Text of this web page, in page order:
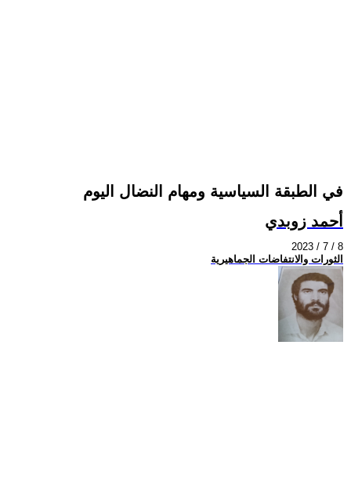
في الطبقة السياسية ومهام النضال اليوم
أحمد زوبدي
2023 / 7 / 8
الثورات والانتفاضات الجماهيرية